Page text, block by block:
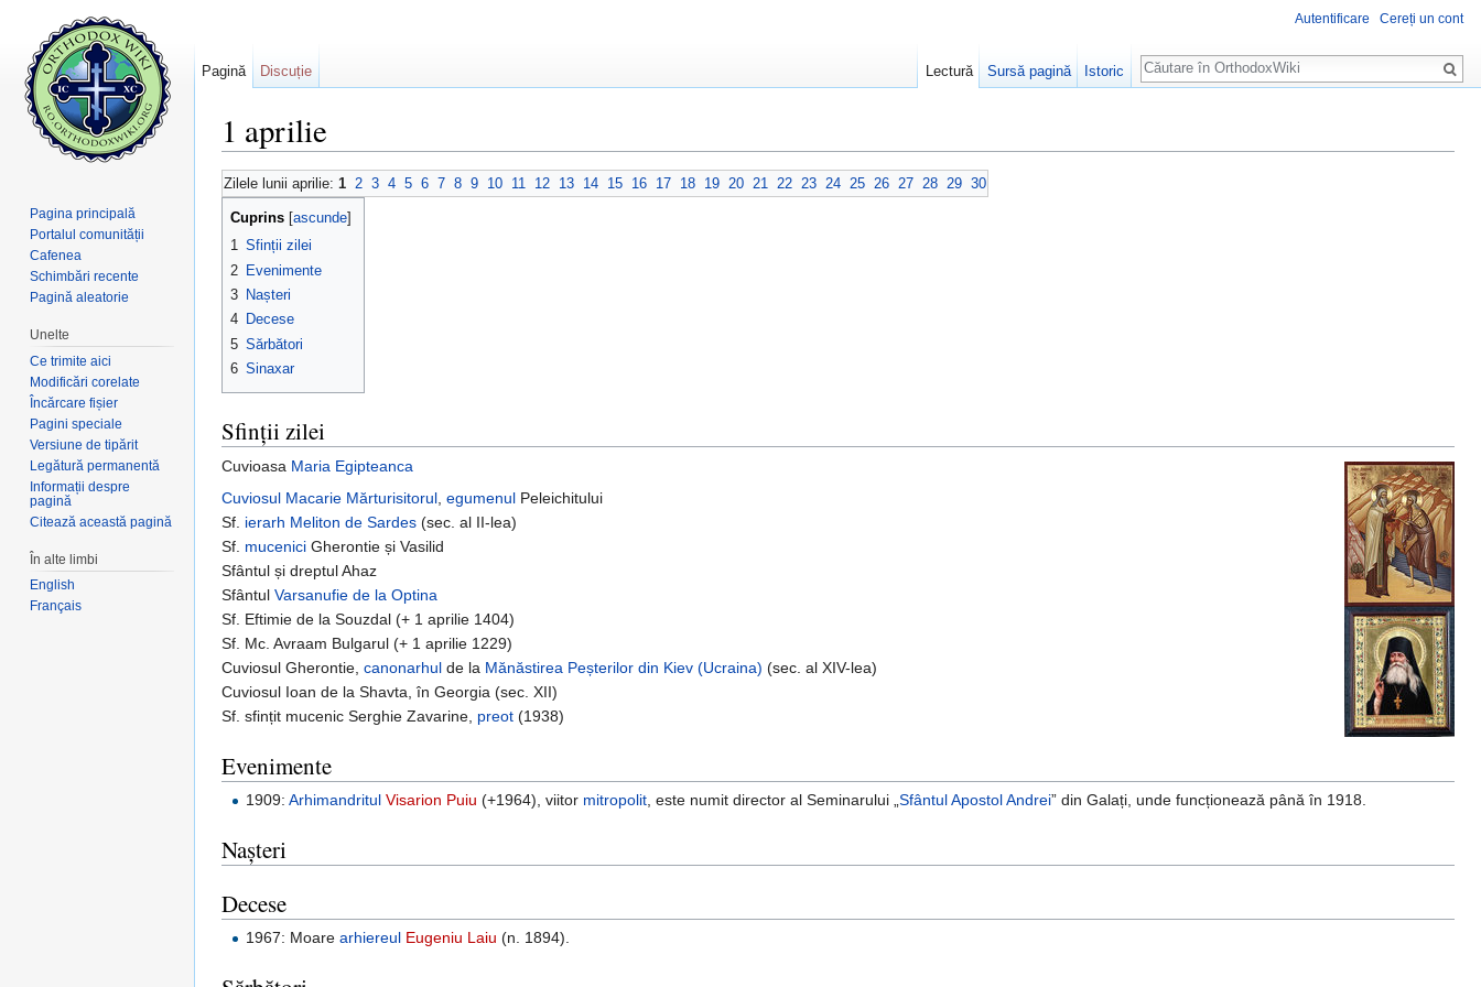
1 aprilie
Zilele lunii aprilie: 1 2 3 4 5 6 7 8 9 10 11 12 13 14 15 16 17 18 19 20 21 22 23 24 25 26 27 28 29 30
Cuprins ascunde
1 Sfinții zilei
2 Evenimente
3 Nașteri
4 Decese
5 Sărbători
6 Sinaxar
Sfinții zilei
Cuvioasa Maria Egipteanca
Cuviosul Macarie Mărturisitorul egumenul Peleichitului
Sf. ierarh Meliton de Sardes (sec. al II-lea)
Sf. mucenici Gherontie și Vasilid
Sfântul și dreptul Ahaz
Sfântul Varsanufie de la Optina
Sf. Eftimie de la Souzdal (+ 1 aprilie 1404)
Sf. Mc. Avraam Bulgarul (+ 1 aprilie 1229)
Cuviosul Gherontie, canonarhul de la Mănăstirea Peșterilor din Kiev (Ucraina) (sec. al XIV-lea)
Cuviosul Ioan de la Shavta, în Georgia (sec. XII)
Sf. sfințit mucenic Serghie Zavarine, preot (1938)
Evenimente
1909:Arhimandritul Visarion Puiu (+1964), viitor mitropolit , este numit director al Seminarului „Sfântul Apostol Andrei” din Galați, unde funcționează până în 1918.
Nașteri
Decese
1967: Moarearhiereul Eugeniu Laiu (n. 1894).
Autentificare Cereți un cont
Pagină Discuție Lectură Sursă pagină Istoric
Căutare
Pagina principală
Portalul comunității
Cafenea
Schimbări recente
Pagină aleatorie
Unelte
Ce trimite aici
Modificări corelate
Încărcare fișier
Pagini speciale
Versiune de tipărit
Legătură permanentă
Informații despre
pagină
Citează această pagină
În alte limbi
English
Français